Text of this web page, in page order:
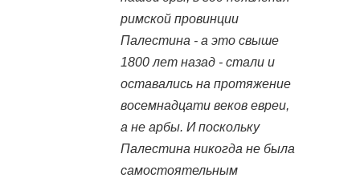
римской провинции
Палестина - а это свыше
1800 лет назад - стали и
оставались на протяжение
восемнадцати веков евреи,
а не арбы. И поскольку
Палестина никогда не была
самостоятельным